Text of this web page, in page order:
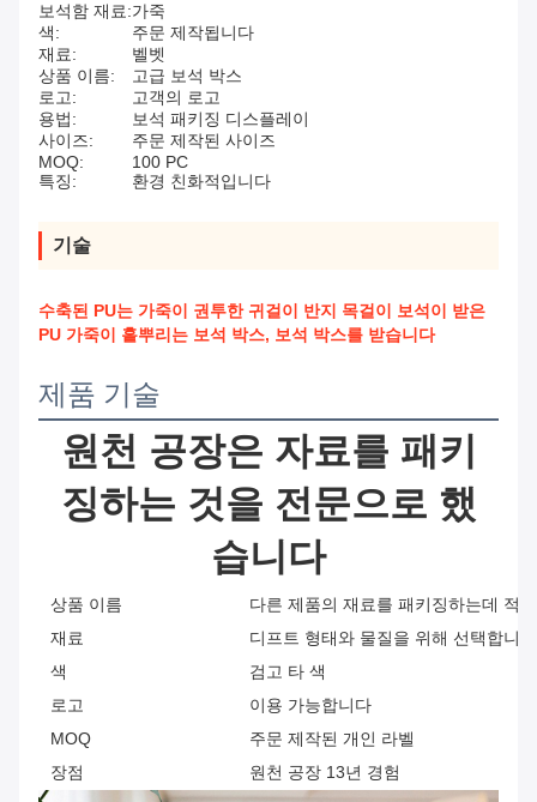
보석함 재료:가죽
색:
주문 제작됩니다
재료:
벨벳
상품 이름:
고급 보석 박스
로고:
고객의 로고
용법:
보석 패키징 디스플레이
사이즈:
주문 제작된 사이즈
MOQ:
100 PC
특징:
환경 친화적입니다
기술
수축된 PU는 가죽이 권투한 귀걸이 반지 목걸이 보석이 받은
PU 가죽이 흩뿌리는 보석 박스, 보석 박스를 받습니다
제품 기술
원천 공장은 자료를 패키
징하는 것을 전문으로 했
습니다
상품 이름
다른 제품의 재료를 패키징하는데 적
재료
디프트 형태와 물질을 위해 선택합니다
색
검고 타 색
로고
이용 가능합니다
MOQ
주문 제작된 개인 라벨
장점
원천 공장 13년 경험